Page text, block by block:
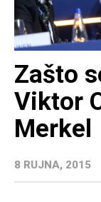
Zašto
Viktor
Merkel
8 RUJNA, 2015